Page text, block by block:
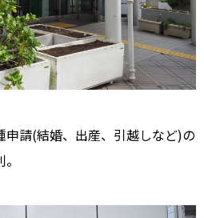
申請(結婚、出産、引越しなど)の